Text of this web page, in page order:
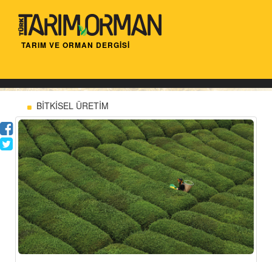
TARIM VE ORMAN DERGİSİ
BİTKİSEL ÜRETİM